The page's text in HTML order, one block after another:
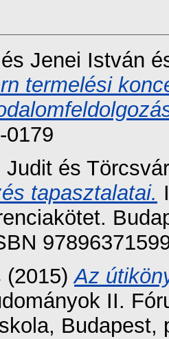
és Jenei István
termelési
0179
Judit és
tapasztalatai.
(2015)Az
II.
Budapest,